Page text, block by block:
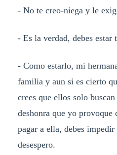
- No te creo-niega y le
- Es la verdad, debes estar
- Como estarlo, mi
familia y aun si es cierto
crees que ellos solo
deshonra que yo
pagar a ella, debes
desespero.